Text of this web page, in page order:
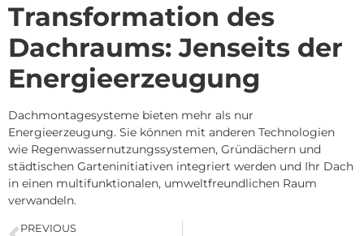
Transformation des
Dachraums: Jenseits der
Energieerzeugung
Dachmontagesysteme bieten mehr als nur
Energieerzeugung. Sie können mit anderen Technologien
wie Regenwassernutzungssystemen, Gründächern und
städtischen Garteninitiativen integriert werden und Ihr Dach
in einen multifunktionalen, umweltfreundlichen Raum
verwandeln.
PREVIOUS